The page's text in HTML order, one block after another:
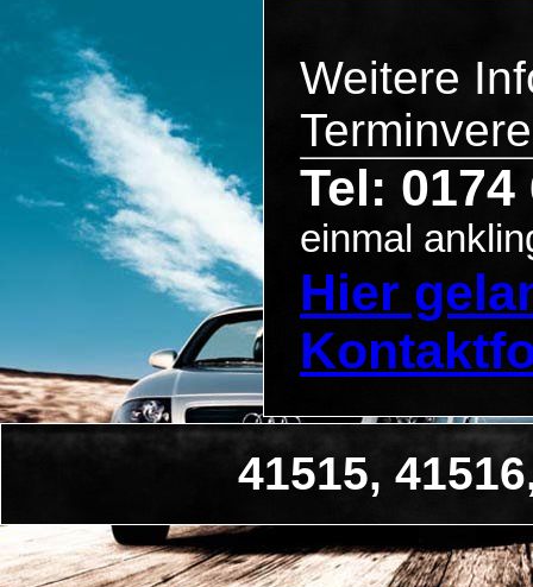
Weitere
Tel: 0174
einmal
Hier
41515,